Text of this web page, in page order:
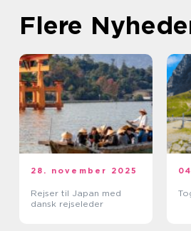
Flere
28. november 2025
Rejser til Japan med
dansk rejseleder